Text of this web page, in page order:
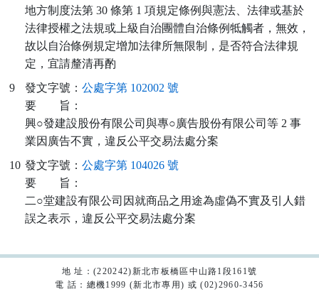
地方制度法第 30 條第 1 項規定條例與憲法、法律或基於
法律授權之法規或上級自治團體自治條例牴觸者，無效，
故以自治條例規定增加法律所無限制，是否符合法律規
定，宜請釐清再酌
9
發文字號： 公處字第 102002 號
要
旨：
興○發建設股份有限公司與專○廣告股份有限公司等 2 事
業因廣告不實，違反公平交易法處分案
10 發文字號： 公處字第 104026 號
要
旨：
二○堂建設有限公司因就商品之用途為虛偽不實及引人錯
誤之表示，違反公平交易法處分案
地 址：(220242)新北市板橋區中山路1段161號
電 話：總機1999 (新北市專用) 或 (02)2960-3456